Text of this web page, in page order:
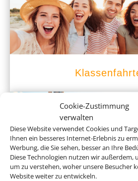
Cookie-Zustimmung
verwalten
Diese Website verwendet Cookies und
Ihnen ein besseres Internet-Erlebnis zu
Werbung, die Sie sehen, besser an Ihre
Diese Technologien nutzen wir außerdem,
um zu verstehen, woher unsere Besucher
Website weiter zu entwickeln.